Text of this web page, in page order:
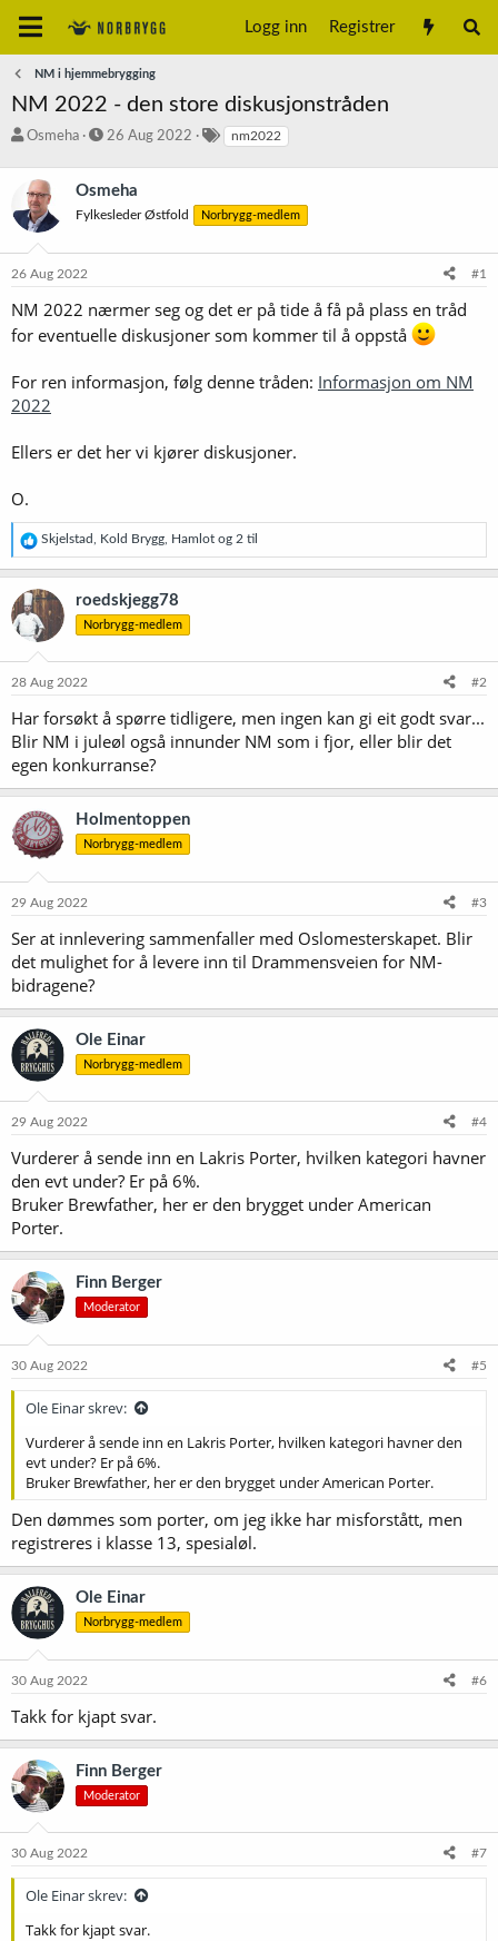
Logg inn Registrer
NM i hjemmebrygging
NM 2022 - den store diskusjonstråden
T
d
s
t
a
r
e
r
Osmeha
S
r
t
a
26 Aug 2022
k
r
nm2022
Osmeha
Fylkesleder Østfold Norbrygg-medlem
26 Aug 2022 #1
NM 2022 nærmer seg og det er på tide å få på plass en tråd
for eventuelle diskusjoner som kommer til å oppstå
For ren informasjon, følg denne tråden: Informasjon om NM
2022
Ellers er det her vi kjører diskusjoner.
O.
R
e
a
k
s
j
o
e
Skjelstad Kold Brygg Hamlot og 2 til
roedskjegg78
Norbrygg-medlem
28 Aug 2022 #2
Har forsøkt å spørre tidligere, men ingen kan gi eit godt svar...
Blir NM i juleøl også innunder NM som i fjor, eller blir det
egen konkurranse?
Holmentoppen
Norbrygg-medlem
29 Aug 2022 #3
Ser at innlevering sammenfaller med Oslomesterskapet. Blir
det mulighet for å levere inn til Drammensveien for NM-
bidragene?
Ole Einar
Norbrygg-medlem
29 Aug 2022 #4
Vurderer å sende inn en Lakris Porter, hvilken kategori havner
den evt under? Er på 6%.
Bruker Brewfather, her er den brygget under American
Porter.
Finn Berger
Moderator
30 Aug 2022 #5
Ole Einar skrev:
Vurderer å sende inn en Lakris Porter, hvilken kategori havner den
evt under? Er på 6%.
Bruker Brewfather, her er den brygget under American Porter.
Den dømmes som porter, om jeg ikke har misforstått, men
registreres i klasse 13, spesialøl.
Ole Einar
Norbrygg-medlem
30 Aug 2022 #6
Takk for kjapt svar.
Finn Berger
Moderator
30 Aug 2022 #7
Ole Einar skrev:
Takk for kjapt svar.